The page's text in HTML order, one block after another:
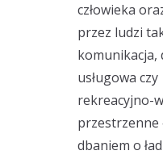
człowieka
przez ludzi
komunikacja,
usługowa czy
rekreacyjno-
przestrzenne
dbaniem o